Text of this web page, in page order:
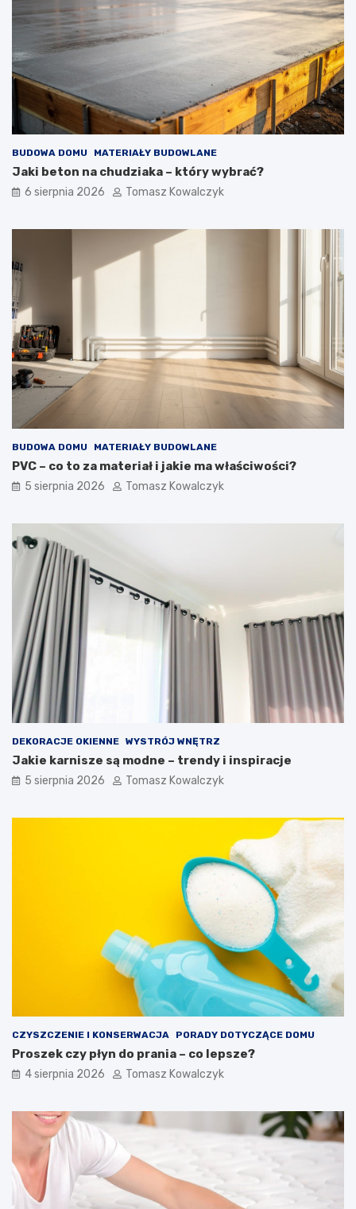
BUDOWA DOMU MATERIAŁY BUDOWLANE
Jaki beton na chudziaka – który wybrać?
6 sierpnia 2026 Tomasz Kowalczyk
BUDOWA DOMU MATERIAŁY BUDOWLANE
PVC – co to za materiał i jakie ma właściwości?
5 sierpnia 2026 Tomasz Kowalczyk
DEKORACJE OKIENNE WYSTRÓJ WNĘTRZ
Jakie karnisze są modne – trendy i inspiracje
5 sierpnia 2026 Tomasz Kowalczyk
CZYSZCZENIE I KONSERWACJA PORADY DOTYCZĄCE DOMU
Proszek czy płyn do prania – co lepsze?
4 sierpnia 2026 Tomasz Kowalczyk